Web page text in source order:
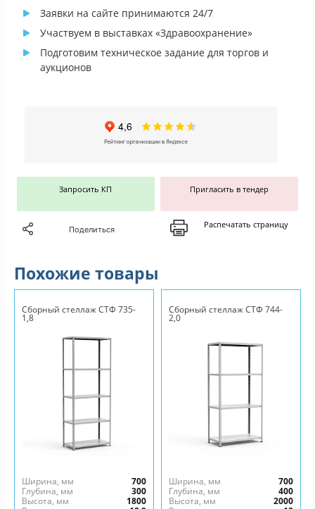
Заявки на сайте принимаются 24/7
Участвуем в выставках «Здравоохранение»
Подготовим техническое задание для торгов и
аукционов
Запросить КП Пригласить в тендер
Поделиться Распечатать страницу
Похожие товары
Сборный стеллаж СТФ 735-
1,8
Ширина, мм
700
Глубина, мм
300
Высота, мм
1800
Сборный стеллаж СТФ 744-
2,0
Ширина, мм
700
Глубина, мм
400
Высота, мм
2000